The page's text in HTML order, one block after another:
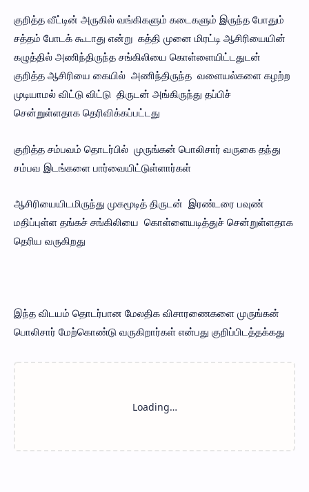
குறித்த வீட்டின் அருகில் வங்கிகளும் கடைகளும் இருந்த போதும்
சத்தம் போடக் கூடாது என்று கத்தி முனை மிரட்டி ஆசிரியையின்
கழுத்தில் அணிந்திருந்த சங்கிலியை கொள்ளையிட்டதுடன்
குறித்த ஆசிரியை கையில் அணிந்திருந்த வளையல்களை கழற்ற
முடியாமல் விட்டு விட்டு திருடன் அங்கிருந்து தப்பிச்
சென்றுள்ளதாக தெரிவிக்கப்பட்டது
குறித்த சம்பவம் தொடர்பில் முருங்கன் பொலிசார் வருகை தந்து
சம்பவ இடங்களை பார்வையிட்டுள்ளார்கள்
ஆசிரியையிடமிருந்து முகமூடித் திருடன் இரண்டரை பவுண்
மதிப்புள்ள தங்கச் சங்கிலியை கொள்ளையடித்துச் சென்றுள்ளதாக
தெரிய வருகிறது
இந்த விடயம் தொடர்பான மேலதிக விசாரணைகளை முருங்கன்
பொலிசார் மேற்கொண்டு வருகிறார்கள் என்பது குறிப்பிடத்தக்கது